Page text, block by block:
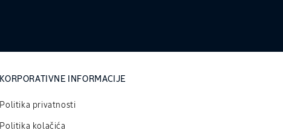
KORPORATIVNE INFORMACIJE
Politika privatnosti
Politika kolačića